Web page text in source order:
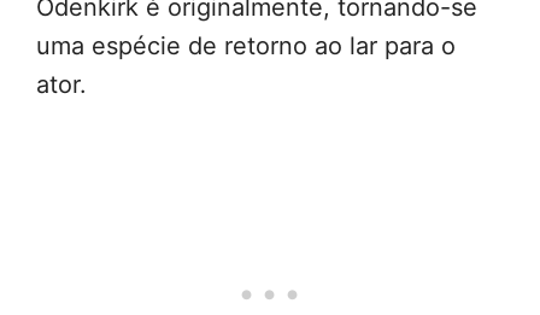
Odenkirk é originalmente, tornando-se
uma espécie de retorno ao lar para o
ator.